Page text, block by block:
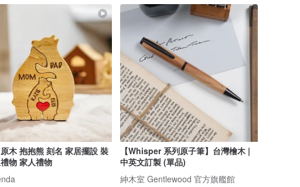
木 抱抱熊 刻名 家居擺設 裝
物 家人禮物
【Whisper 系列原子筆】台灣檜木 |
中英文訂製 (單品)
紳木室 Gentlewood 官方旗艦館